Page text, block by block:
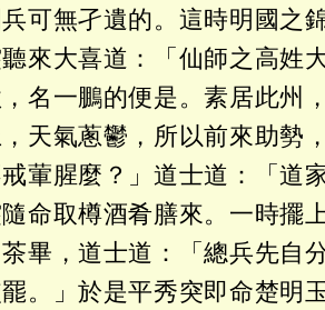
可無孑遺的。這時明國之
來大喜道：「仙師之高姓
名一鵬的便是。素居此州
天氣蔥鬱，所以前來助勢
葷腥麼？」道士道：「道
命取樽酒肴膳來。一時擺
畢，道士道：「總兵先自
。」於是平秀突即命楚明